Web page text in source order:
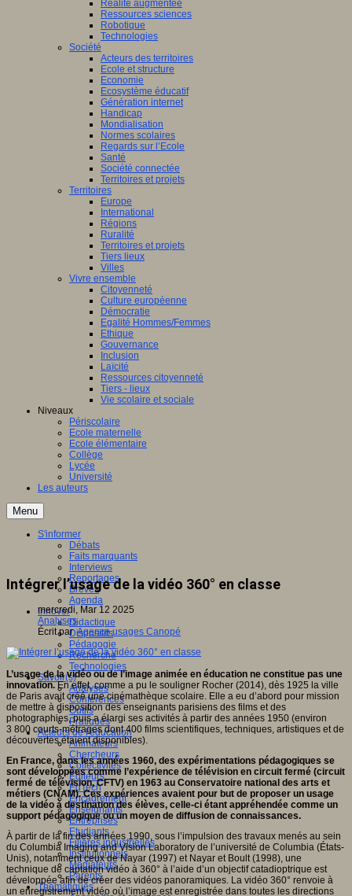
Réalité augmentée
Ressources sciences
Robotique
Technologies
Société
Acteurs des territoires
Ecole et structure
Economie
Ecosystème éducatif
Génération internet
Handicap
Mondialisation
Normes scolaires
Regards sur l’Ecole
Santé
Société connectée
Territoires et projets
Territoires
Europe
International
Régions
Ruralité
Territoires et projets
Tiers lieux
Villes
Vivre ensemble
Citoyenneté
Culture européenne
Démocratie
Egalité Hommes/Femmes
Ethique
Gouvernance
Inclusion
Laïcité
Ressources citoyenneté
Tiers - lieux
Vie scolaire et sociale
Niveaux
Périscolaire
Ecole maternelle
Ecole élémentaire
Collège
Lycée
Université
Les auteurs
Menu
S'informer
Débats
Faits marquants
Interviews
Reportages
Brèves
Agenda
Innover
Didactique
Dispositifs
Pédagogie
Recherche
Technologies
Savoir(s)
Analyses
Conférences
Outils
Pratiques
Acteurs de l'éducation
Animateurs
Chercheurs
Collectivités
Editeurs
EdTech
Encadrement
Enseignants
Entreprises
Etudiants
Filières industrielles
Institutionnels
Médiateurs
Parents
Thématiques
Intégrer l’usage de la vidéo 360° en classe
mercredi, Mar 12 2025
Analyses
Écrit parAgence usages Canopé
L’usage de la vidéo ou de l’image animée en éducation ne constitue pas une
innovation.En effet, comme a pu le souligner Rocher (2014), dès 1925 la ville
de Paris avait créé une cinémathèque scolaire. Elle a eu d’abord pour mission
de mettre à disposition des enseignants parisiens des films et des
photographies, puis a élargi ses activités à partir des années 1950 (environ
3 800 courts-métrages dont 400 films scientifiques, techniques, artistiques et de
découvertes étaient disponibles).
En France, dans les années 1960, des expérimentations pédagogiques se
sont développées comme l’expérience de télévision en circuit fermé (circuit
fermé de télévision, CFTV) en 1963 au Conservatoire national des arts et
métiers (CNAM). Ces expériences avaient pour but de proposer un usage
de la vidéo à destination des élèves, celle-ci étant appréhendée comme un
support pédagogique ou un moyen de diffusion de connaissances.
À partir de la fin des années 1990, sous l’impulsion des travaux menés au sein
du Columbia Imaging and Vision Laboratory de l’université de Columbia (États-
Unis), notamment ceux de Nayar (1997) et Nayar et Boult (1998), une
technique de captation vidéo à 360° à l’aide d’un objectif catadioptrique est
développée afin de créer des vidéos panoramiques. La vidéo 360° renvoie à
un enregistrement vidéo où l’image est enregistrée dans toutes les directions